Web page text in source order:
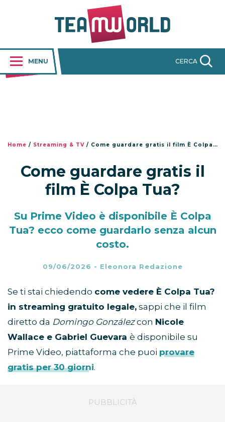
MENU CERCA
Home / Streaming & TV / Come guardare gratis il film È Colpa Tua?
Come guardare gratis il
film È Colpa Tua?
Su Prime Video è disponibile È Colpa
Tua? ecco come guardarlo senza alcun
costo.
09/06/2026 - Eleonora Redazione
Se ti stai chiedendo come vedere È Colpa Tua?
in streaming gratuito legale, sappi che il film
diretto da Domingo Gonzálezcon Nicole
Wallace e Gabriel Guevara è disponibile su
Prime Video, piattaforma che puoi provare
gratis per 30 giorni.